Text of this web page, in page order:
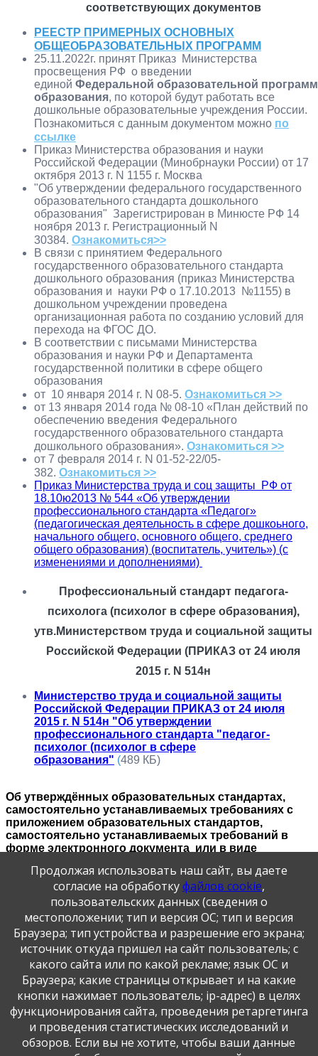
соответствующих документов
РЕЕСТР ПРИМЕРНЫХ ОСНОВНЫХ
ОБЩЕОБРАЗОВАТЕЛЬНЫХ ПРОГРАММ
25.11.2022г. принят Приказ Министерства
просвещения РФ о введении
единой Федеральной образовательной
образования, по которой будут работать все
дошкольные образовательные учреждения России.
Познакомиться с данным документом можно по
ссылке
Приказ Министерства образования и науки
Российской Федерации (Минобрнауки России) от 17
октября 2013 г. N 1155 г. Москва
"Об утверждении федерального государственного
образовательного стандарта дошкольного
образования" Зарегистрирован в Минюсте РФ 14
ноября 2013 г. Регистрационный N
30384. Ознакомиться>>
В связи с принятием Федерального
государственного образовательного стандарта
дошкольного образования (приказ Министерства
образования и науки РФ о 17.10.2013 №1155) в
дошкольном учреждении проведена
организационная работа по созданию условий для
перехода на ФГОС ДО.
В соответствии с письмами Министерства
образования и науки РФ и Департамента
государственной политики в сфере общего
образования
от 10 января 2014 г. N 08-5. Ознакомиться >>
от 13 января 2014 года № 08-10 «План действий по
обеспечению введения Федерального
государственного образовательного стандарта
дошкольного образования». Ознакомиться >>
от 7 февраля 2014 г. N 01-52-22/05-
382. Ознакомиться >>
Приказ Министерства труда и соц защиты РФ от
18.10ю2013 № 544 «Об утверждении
профессионального стандарта «Педагог»
(педагогическая деятельность в сфере дошкоьного,
начального общего, основного общего, среднего
общего образования) (воспитатель, учитель») (с
изменениями и дополнениями)
Профессиональный стандарт педагога-
психолога (психолог в сфере образования),
утв.Министерством труда и социальной защиты
Российской Федерации (ПРИКАЗ от 24 июля
2015 г. N 514н
Министерство труда и социальной защиты
Российской Федерации ПРИКАЗ от 24 июля
2015 г. N 514н "Об утверждении
профессионального стандарта "педагог-
психолог (психолог в сфере
образования" (489 КБ)
Об утверждённых образовательных стандартах,
самостоятельно устанавливаемых требованиях с
приложением образовательных стандартов,
самостоятельно устанавливаемых требований в
форме электронного документа или в виде
которым позволяет получить доступ к
образовательному стандарту , самостоятельно
устанавливаемым требованиям в форме
Публикация персональных данных, в том числе
фотографий, производится в соответствии с
Федеральным законом от 27.07.2006 г. № 152-ФЗ " О
персональных данных", с согласия субъекта персональных
данных".
Продолжая использовать наш сайт, вы даете
согласие на обработкуфайлов cookie,
пользовательских данных (сведения о
местоположении; тип и версия ОС; тип и версия
Браузера; тип устройства и разрешение его экрана;
источник откуда пришел на сайт пользователь; с
какого сайта или по какой рекламе; язык ОС и
Браузера; какие страницы открывает и на какие
кнопки нажимает пользователь; ip-адрес) в целях
функционирования сайта, проведения ретаргетинга
и проведения статистических исследований и
обзоров. Если вы не хотите, чтобы ваши данные